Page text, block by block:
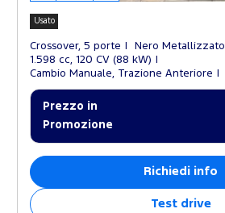
Usato
Crossover, 5 porte Nero Metallizzato
1.598 cc, 120 CV (88 kW)
Cambio Manuale, Trazione Anteriore
Prezzo in
Promozione
Richiedi info
Test drive